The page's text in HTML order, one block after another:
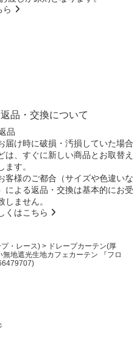
ら
返品・交換について
届け時に破損・汚損していた場合
は、すぐに新しい商品とお取替え
ます。
客様のご都合（サイズや色違いな
による返品・交換は基本的にお受
しません。
くはこちら
・レース)> ドレープカーテン(厚
地遮光生地カフェカーテン 『フロ